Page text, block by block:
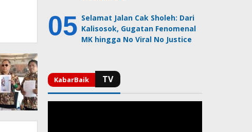
Selamat Jalan Cak Sholeh: Dari
Kalisosok, Gugatan Fenomenal
MK hingga No Viral No Justice